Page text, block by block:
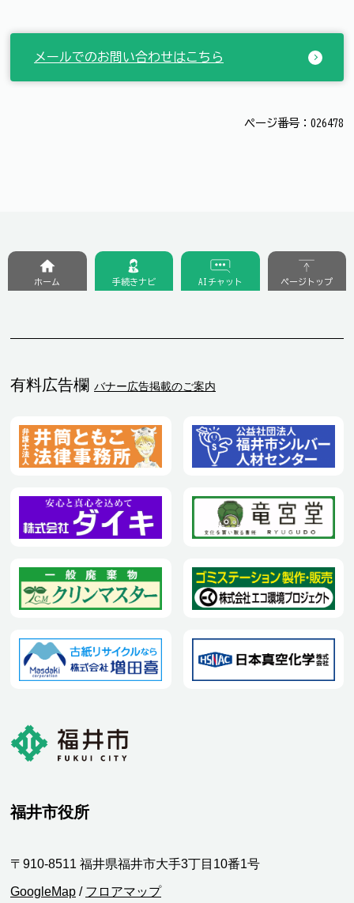
メールでのお問い合わせはこちら
ページ番号：026478
有料広告欄 バナー広告掲載のご案内
ホーム 手続きナビ AIチャット ページトップ
福井市役所
〒910-8511 福井県福井市大手3丁目10番1号
GoogleMap / フロアマップ